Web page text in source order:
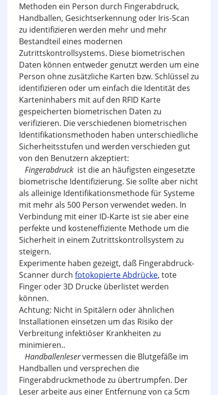
Methoden ein Person durch Fingerabdruck,
Handballen, Gesichtserkennung oder Iris-Scan
zu identifizieren werden mehr und mehr
Bestandteil eines modernen
Zutrittskontrollsystems. Diese biometrischen
Daten können entweder genutzt werden um eine
Person ohne zusätzliche Karten bzw. Schlüssel zu
identifizieren oder um einfach die Identität des
Karteninhabers mit auf den RFID Karte
gespeicherten biometrischen Daten zu
verifizieren. Die verschiedenen biometrischen
Identifikationsmethoden haben unterschiedliche
Sicherheitsstufen und werden verschieden gut
von den Benutzern akzeptiert:
Fingerabdruck ist die an häufigsten eingesetzte
biometrische Identifizierung. Sie sollte aber nicht
als alleinige Identifikationsmethode für Systeme
mit mehr als 500 Person verwendet weden. In
Verbindung mit einer ID-Karte ist sie aber eine
perfekte und kosteneffiziente Methode um die
Sicherheit in einem Zutrittskontrollsystem zu
steigern.
Experimente haben gezeigt, daß Fingerabdruck-
Scanner durch fotokopierte Abdrücke, tote
Finger oder 3D Drucke überlistet werden
können.
Achtung: Nicht in Spitälern oder ähnlichen
Installationen einsetzen um das Risiko der
Verbreitung infektiöser Krankheiten zu
minimieren..
Handballenleservermessen die Blutgefäße im
Handballen und versprechen die
Fingerabdruckmethode zu übertrumpfen. Der
Leser arbeite aus einer Entfernung von ca 5cm